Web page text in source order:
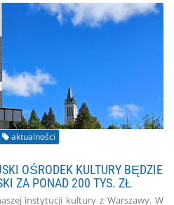
aktualności
OŚRODEK KULTURY BĘDZIE
ZA PONAD 200 TYS. ZŁ
instytucji kultury z Warszawy. W